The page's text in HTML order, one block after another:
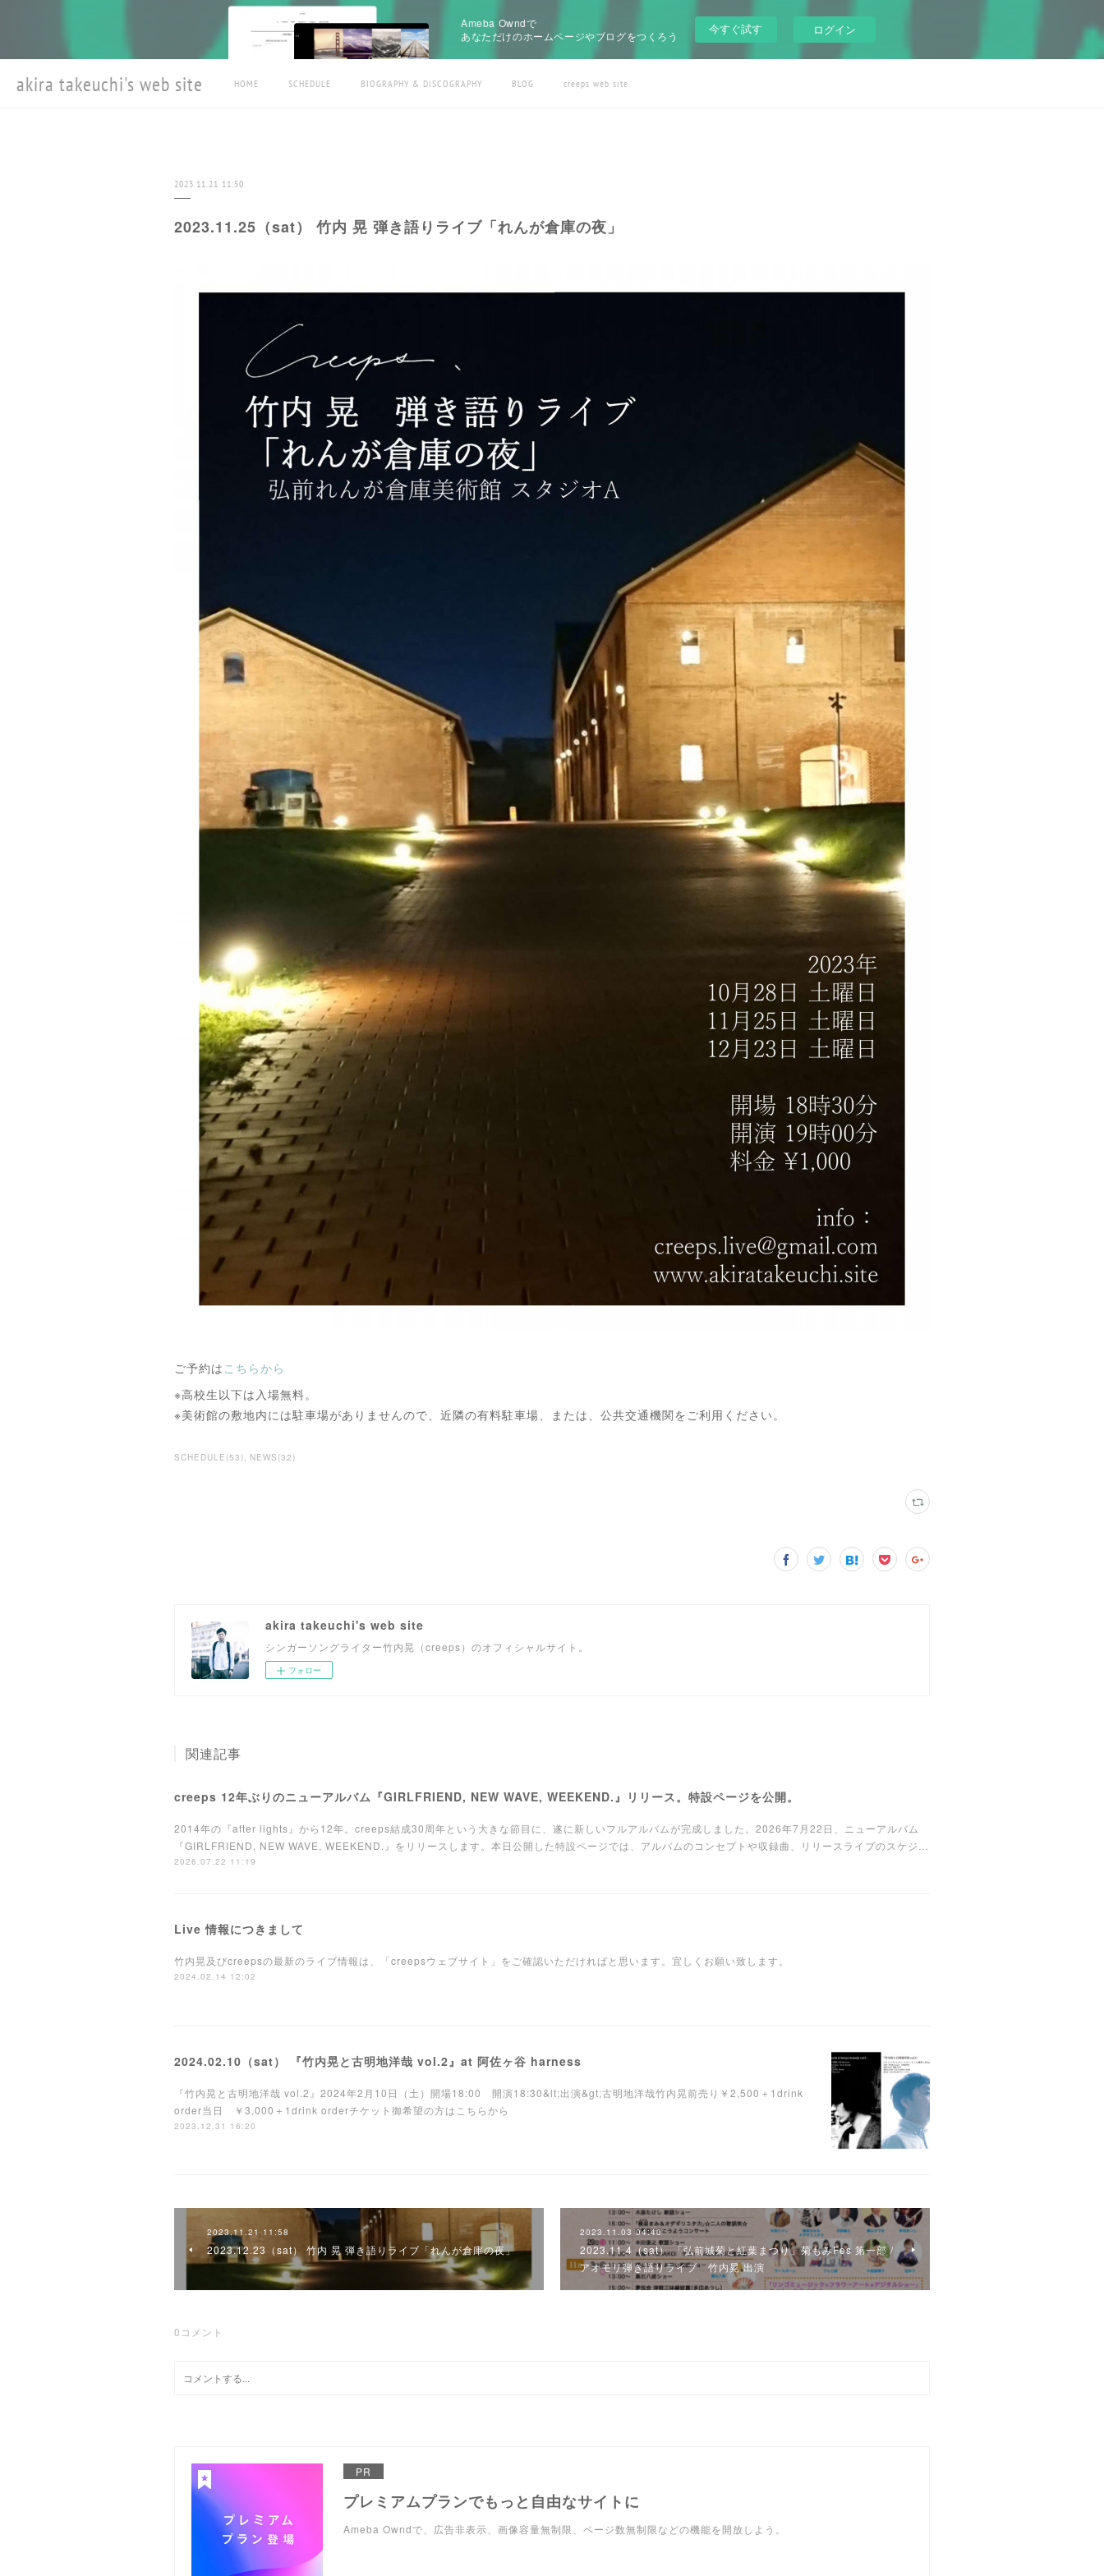
Ameba Owndで
あなただけのホームページやブログをつくろう
今すぐ試す ログイン
akira takeuchi's web site HOME SCHEDULE BIOGRAPHY & DISCOGRAPHY BLOG creeps web site
2023.11.21 11:50
2023.11.25（sat） 竹内 晃 弾き語りライブ「れんが倉庫の夜」
ご予約は こちらから
※高校生以下は入場無料。
※美術館の敷地内には駐車場がありませんので、近隣の有料駐車場、または、公共交通機関をご利用ください。
SCHEDULE (53) NEWS (32)
akira takeuchi's web site
シンガーソングライター竹内晃（creeps）のオフィシャルサイト。
フォロー
関連記事
creeps 12年ぶりのニューアルバム『GIRLFRIEND, NEW WAVE, WEEKEND.』リリース。特設ページを公開。
2014年の『after lights』から12年。creeps結成30周年という大きな節目に、遂に新しいフルアルバムが完成しました。2026年7月22日、ニューアルバム
『GIRLFRIEND, NEW WAVE, WEEKEND.』をリリースします。本日公開した特設ページでは、アルバムのコンセプトや収録曲、リリースライブのスケジ…
2026.07.22 11:19
Live 情報につきまして
竹内晃及びcreepsの最新のライブ情報は、「creepsウェブサイト」をご確認いただければと思います。宜しくお願い致します。
2024.02.14 12:02
2024.02.10（sat） 『竹内晃と古明地洋哉 vol.2』at 阿佐ヶ谷 harness
『竹内晃と古明地洋哉 vol.2』2024年2月10日（土）開場18:00 開演18:30&lt;出演&gt;古明地洋哉竹内晃前売り￥2,500＋1drink
order当日 ￥3,000＋1drink orderチケット御希望の方はこちらから
2023.12.31 16:20
2023.11.21 11:58
2023.12.23（sat） 竹内 晃 弾き語りライブ「れんが倉庫の夜」
2023.11.03 04:40
2023.11.4（sat） 「弘前城菊と紅葉まつり」菊もみFes 第一部 /
アオモリ弾き語りライブ 竹内晃 出演
0 コメント
PR
プレミアムプランでもっと自由なサイトに
Ameba Owndで、広告非表示、画像容量無制限、ページ数無制限などの機能を開放しよう。